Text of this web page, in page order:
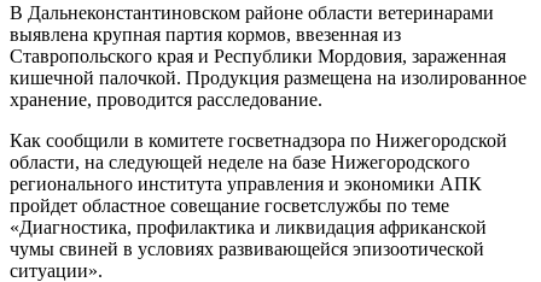
В Дальнеконстантиновском районе области ветеринарами
выявлена крупная партия кормов, ввезенная из
Ставропольского края и Республики Мордовия, зараженная
кишечной палочкой. Продукция размещена на изолированное
хранение, проводится расследование.
Как сообщили в комитете госветнадзора по Нижегородской
области, на следующей неделе на базе Нижегородского
регионального института управления и экономики АПК
пройдет областное совещание госветслужбы по теме
«Диагностика, профилактика и ликвидация африканской
чумы свиней в условиях развивающейся эпизоотической
ситуации».